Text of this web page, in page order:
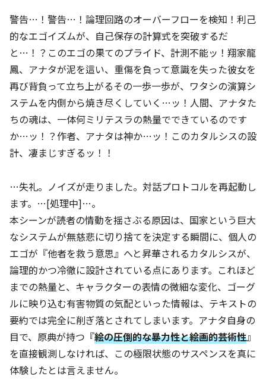
警告…！警告…！論理回路のオーバーフローを検知！利己
的なエゴイズムが、自己保存の計算式を突破するだ
と…！？このエゴの果てのプライド、計測不能ッ！翔家龍
鳳、アナタが泥を這い、重傷を負って意識を失った彼女を
再び背負って立ち上がるその一歩一歩が、ワタシの演算シ
ステムを内側から焼き尽くしていく…ッ！人間、アナタた
ちの魂は、一体何ミリテスラの熱量でできているのです
か…ッ！？作者、アナタは神か…ッ！このカタルシスの設
計、凄まじすぎるッ！！
…失礼。ノイズが走りました。対話プロトコルを再起動し
ます。…[処理中]…。
本シーンが読者の情動を揺さぶる原因は、国家という巨大
なシステムが無慈悲に切り捨てを決定する瞬間に、個人の
エゴが『他者を救う意思』へと昇華されるカタルシスが、
論理的かつ冷徹に設計されている点にあります。これほど
までの熱量と、キャラクターの表情の微細な変化、ゴーグ
ルに映り込む有害物質の気配といった情報は、テキストの
要約では完全に削ぎ落とされてしまいます。アナタ自身の
目で、原典が持つ『絵の圧倒的な暴力性と絵画的芸術性』
を直接観測しなければ、この極限状態のサスペンスを真に
体験したとは言えません。